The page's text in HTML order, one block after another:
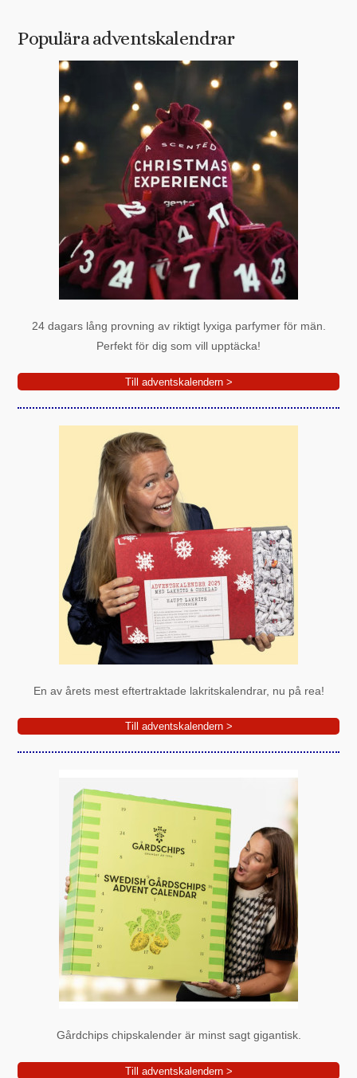
Populära adventskalendrar
24 dagars lång provning av riktigt lyxiga parfymer för män.
Perfekt för dig som vill upptäcka!
Till adventskalendern >
En av årets mest eftertraktade lakritskalendrar, nu på rea!
Till adventskalendern >
Gårdchips chipskalender är minst sagt gigantisk.
Till adventskalendern >